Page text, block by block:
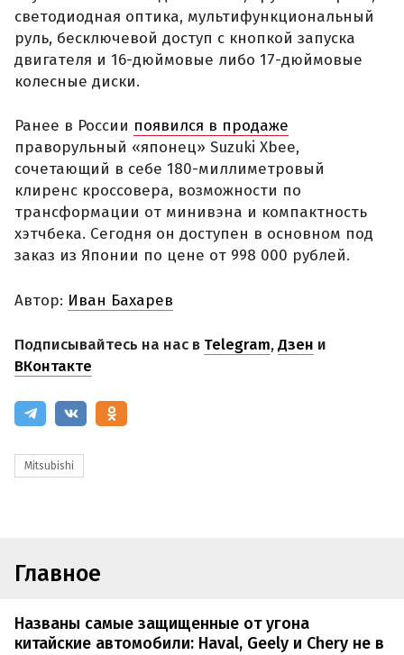
светодиодная оптика, мультифункциональный
руль, бесключевой доступ с кнопкой запуска
двигателя и 16-дюймовые либо 17-дюймовые
колесные диски.
Ранее в России появился в продаже
праворульный «японец» Suzuki Xbee,
сочетающий в себе 180-миллиметровый
клиренс кроссовера, возможности по
трансформации от минивэна и компактность
хэтчбека. Сегодня он доступен в основном под
заказ из Японии по цене от 998 000 рублей.
Автор: Иван Бахарев
Подписывайтесь на нас в Telegram,Дзен и
ВКонтакте
Mitsubishi
Главное
Названы самые защищенные от угона
китайские автомобили: Haval, Geely и Chery не в